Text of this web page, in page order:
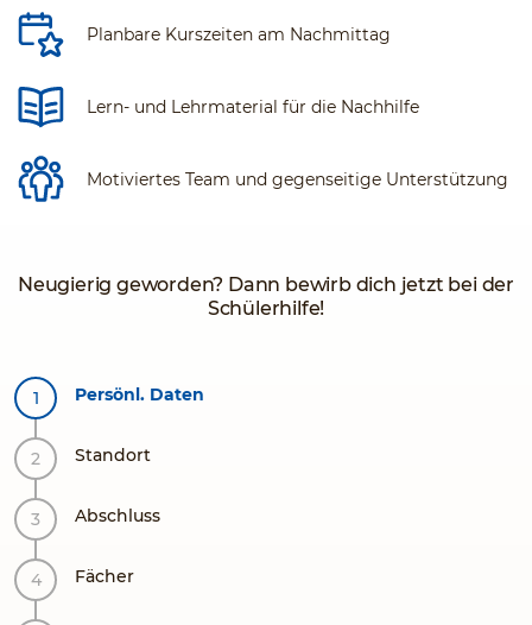
Planbare Kurszeiten am Nachmittag
Lern- und Lehrmaterial für die Nachhilfe
Motiviertes Team und gegenseitige Unterstützung
Neugierig geworden? Dann bewirb dich jetzt bei der
Schülerhilfe!
Persönl. Daten
Standort
Abschluss
Fächer